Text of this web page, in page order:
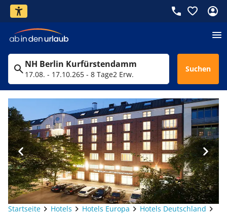
NH Berlin Kurfürstendamm
17.08. - 17.10.265 - 8 Tage2 Erw.
Suchen
Startseite Hotels Hotels Europa
Hotels Deutschland